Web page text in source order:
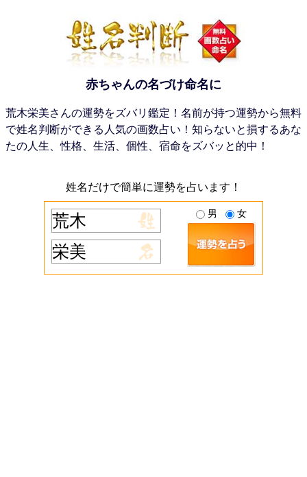
赤ちゃんの名づけ命名に
荒木栄美さんの運勢をズバリ鑑定！名前が持つ運勢から無料
で姓名判断ができる人気の画数占い！知らないと損するあな
たの人生、性格、生活、個性、宿命をズバッと的中！
姓名だけで簡単に運勢を占います！
男 女